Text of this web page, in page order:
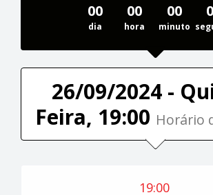
00
dia
00
hora
00
minuto
26/09/2024 -
Feira, 19:00 Horário
19:00